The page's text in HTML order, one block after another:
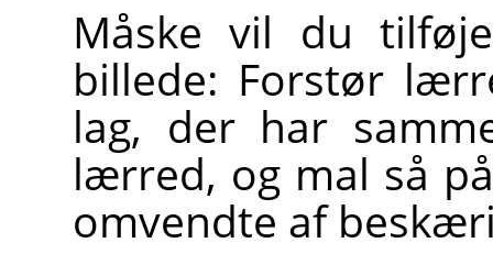
Måske vil du
billede: Forstør
lag, der har
lærred, og mal så
omvendte af